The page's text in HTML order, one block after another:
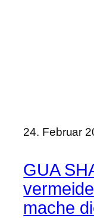
24. Februar
GUA
mache